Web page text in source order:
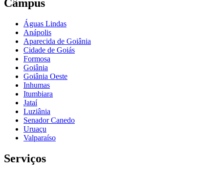
Câmpus
Águas Lindas
Anápolis
Aparecida de Goiânia
Cidade de Goiás
Formosa
Goiânia
Goiânia Oeste
Inhumas
Itumbiara
Jataí
Luziânia
Senador Canedo
Uruaçu
Valparaíso
Serviços